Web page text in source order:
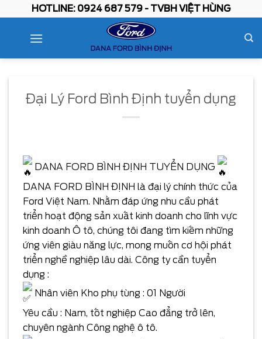
to
content
HOTLINE: 0924 687 579 - TVBH VIỆT HÙNG
Đại Lý Ford Bình Định tuyển dụng
DANA FORD BÌNH ĐỊNH TUYỂN DỤNG
DANA FORD BÌNH ĐỊNH là đại lý chính thức của
Ford Việt Nam. Nhằm đáp ứng nhu cầu phát
triển hoạt động sản xuất kinh doanh cho lĩnh vực
kinh doanh Ô tô, chúng tôi đang tìm kiếm những
ứng viên giàu năng lực, mong muốn cơ hội phát
triển nghề nghiệp lâu dài. Công ty cần tuyển
dụng :
Nhân viên Kho phụ tùng : 01 Người
Yêu cầu : Nam, tốt nghiệp Cao đẳng trở lên,
chuyên ngành Công nghệ ô tô.